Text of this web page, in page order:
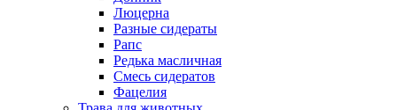
Люцерна
Разные сидераты
Рапс
Редька масличная
Смесь сидератов
Фацелия